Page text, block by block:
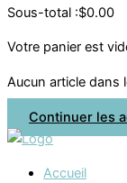
Sous-total :$0.00
Votre panier est
Aucun article dans
Continuer les
Accueil